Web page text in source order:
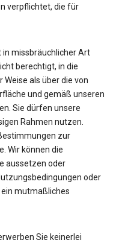
verpflichtet, die für
in missbräuchlicher Art
berechtigt, in die
als über die von
und gemäß unseren
Sie dürfen unsere
Rahmen nutzen.
zur
Wir können die
aussetzen oder
oder
mutmaßliches
Sie keinerlei